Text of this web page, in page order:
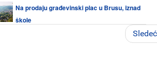
Na prodaju građevinski plac u Brusu, iznad
škole